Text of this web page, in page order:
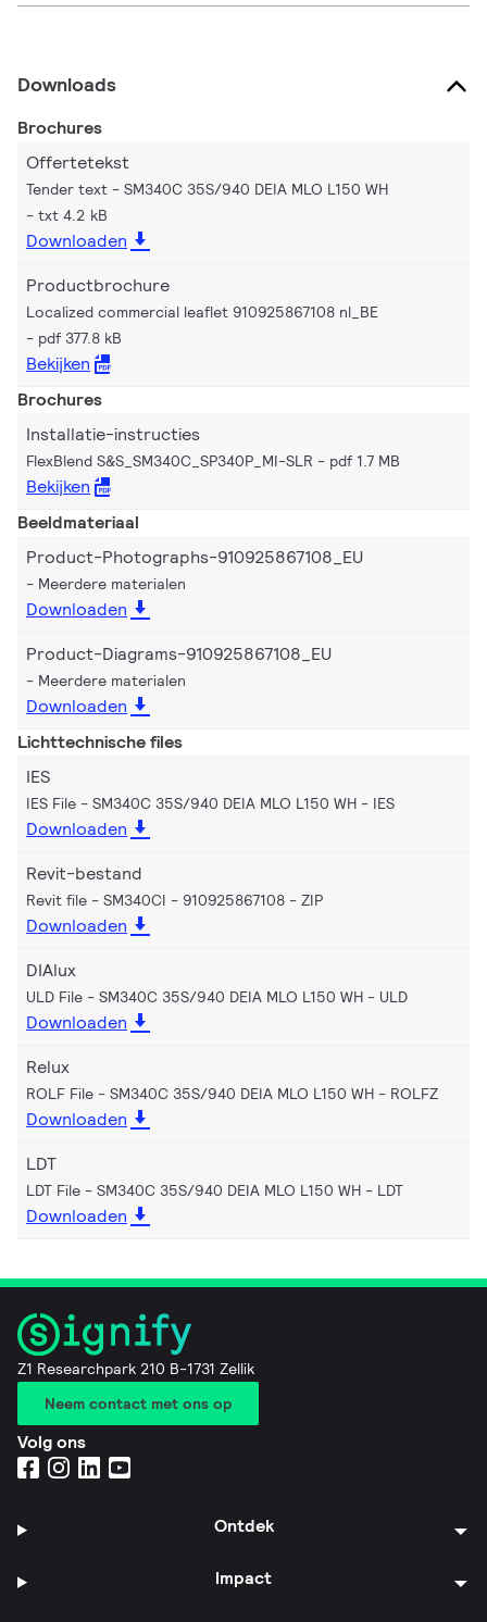
Downloads
Brochures
Offertetekst
Tender text - SM340C 35S/940 DEIA MLO L150 WH
txt 4.2 kB
Downloaden
Productbrochure
Localized commercial leaflet 910925867108 nl_BE
pdf 377.8 kB
Bekijken
Brochures
Installatie-instructies
FlexBlend S&S_SM340C_SP340P_MI-SLR pdf 1.7 MB
Bekijken
Beeldmateriaal
Product-Photographs-910925867108_EU
Meerdere materialen
Downloaden
Product-Diagrams-910925867108_EU
Meerdere materialen
Downloaden
Lichttechnische files
IES
IES File - SM340C 35S/940 DEIA MLO L150 WH IES
Downloaden
Revit-bestand
Revit file - SM340CI - 910925867108 ZIP
Downloaden
DIAlux
ULD File - SM340C 35S/940 DEIA MLO L150 WH ULD
Downloaden
Relux
ROLF File - SM340C 35S/940 DEIA MLO L150 WH ROLFZ
Downloaden
LDT
LDT File - SM340C 35S/940 DEIA MLO L150 WH LDT
Downloaden
Z1 Researchpark 210 B-1731 Zellik
Neem contact met ons op
Volg ons
Ontdek
Impact